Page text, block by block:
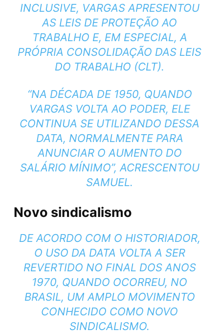
INCLUSIVE, VARGAS APRESENTOU
AS LEIS DE PROTEÇÃO AO
TRABALHO E, EM ESPECIAL, A
PRÓPRIA CONSOLIDAÇÃO DAS LEIS
DO TRABALHO (CLT).
“NA DÉCADA DE 1950, QUANDO
VARGAS VOLTA AO PODER, ELE
CONTINUA SE UTILIZANDO DESSA
DATA, NORMALMENTE PARA
ANUNCIAR O AUMENTO DO
SALÁRIO MÍNIMO”, ACRESCENTOU
SAMUEL.
Novo sindicalismo
DE ACORDO COM O HISTORIADOR,
O USO DA DATA VOLTA A SER
REVERTIDO NO FINAL DOS ANOS
1970, QUANDO OCORREU, NO
BRASIL, UM AMPLO MOVIMENTO
CONHECIDO COMO NOVO
SINDICALISMO.